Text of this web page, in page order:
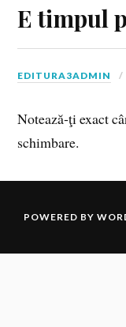
E timpul
EDITURA3ADMIN
Notează‑ţi exact
schimbare.
POWERED BY